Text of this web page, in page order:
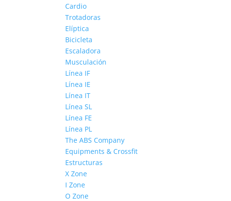
Cardio
Trotadoras
Elíptica
Bicicleta
Escaladora
Musculación
Línea IF
Línea IE
Línea IT
Línea SL
Línea FE
Línea PL
The ABS Company
Equipments & Crossfit
Estructuras
X Zone
I Zone
O Zone